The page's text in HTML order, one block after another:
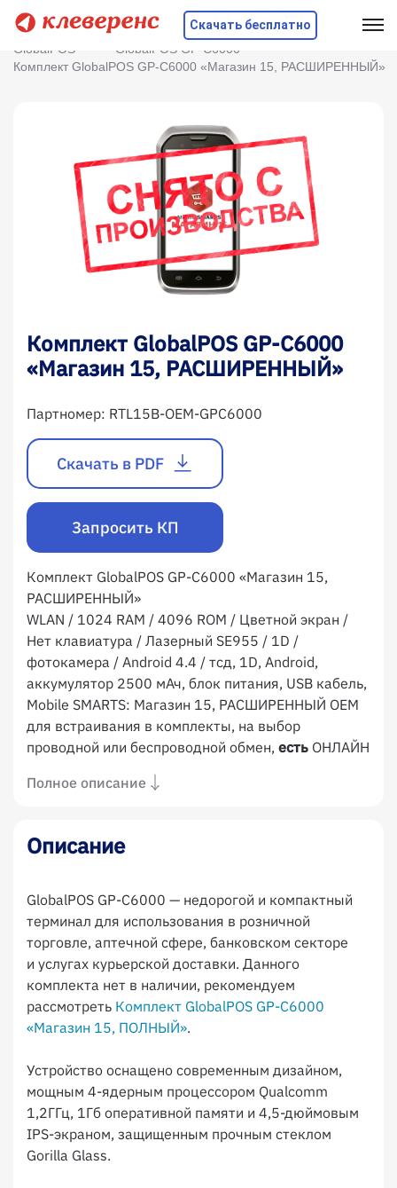
Скачать бесплатно
Главная Оборудование
ТСД
GlobalPOS
GlobalPOS GP-C6000
Комплект GlobalPOS GP-C6000 «Магазин 15, РАСШИРЕННЫЙ»
Комплект GlobalPOS GP-C6000
«Магазин 15, РАСШИРЕННЫЙ»
Партномер: RTL15B-OEM-GPC6000
Скачать в PDF
Запросить КП
Комплект GlobalPOS GP-C6000 «Магазин 15,
РАСШИРЕННЫЙ»
WLAN / 1024 RAM / 4096 ROM / Цветной экран /
Нет клавиатура / Лазерный SE955 / 1D /
фотокамера / Android 4.4 / тсд, 1D, Android,
аккумулятор 2500 мАч, блок питания, USB кабель,
Mobile SMARTS: Магазин 15, РАСШИРЕННЫЙ OEM
для встраивания в комплекты, на выбор
проводной или беспроводной обмен, есть ОНЛАЙН
Полное описание
Описание
GlobalPOS GP-C6000 — недорогой и компактный
терминал для использования в розничной
торговле, аптечной сфере, банковском секторе
и услугах курьерской доставки. Данного
комплекта нет в наличии, рекомендуем
рассмотреть Комплект GlobalPOS GP-C6000
«Магазин 15, ПОЛНЫЙ».
Устройство оснащено современным дизайном,
мощным 4-ядерным процессором Qualcomm
1,2ГГц, 1Гб оперативной памяти и 4,5-дюймовым
IPS-экраном, защищенным прочным стеклом
Gorilla Glass.